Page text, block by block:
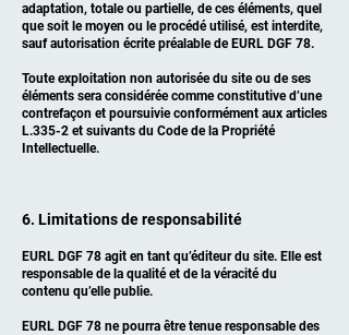
adaptation, totale ou partielle, de ces éléments, quel
que soit le moyen ou le procédé utilisé, est interdite,
sauf autorisation écrite préalable de EURL DGF 78.
Toute exploitation non autorisée du site ou de ses
éléments sera considérée comme constitutive d’une
contrefaçon et poursuivie conformément aux articles
L.335-2 et suivants du Code de la Propriété
Intellectuelle.
6. Limitations de responsabilité
EURL DGF 78 agit en tant qu’éditeur du site. Elle est
responsable de la qualité et de la véracité du
contenu qu’elle publie.
EURL DGF 78 ne pourra être tenue responsable des